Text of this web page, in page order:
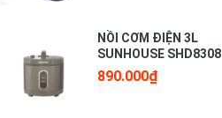
NỒI CƠM ĐIỆN 3L
SUNHOUSE SHD8308
890.000₫